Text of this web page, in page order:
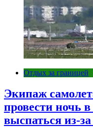
Отдых за границей
Экипаж
провести ночь
выспаться из-